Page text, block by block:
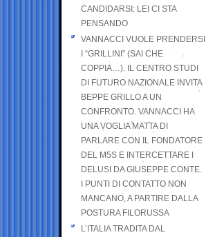
CANDIDARSI: LEI CI STA
PENSANDO
VANNACCI VUOLE PRENDERSI
I “GRILLINI” (SAI CHE
COPPIA…). IL CENTRO STUDI
DI FUTURO NAZIONALE INVITA
BEPPE GRILLO A UN
CONFRONTO. VANNACCI HA
UNA VOGLIA MATTA DI
PARLARE CON IL FONDATORE
DEL M5S E INTERCETTARE I
DELUSI DA GIUSEPPE CONTE.
I PUNTI DI CONTATTO NON
MANCANO, A PARTIRE DALLA
POSTURA FILORUSSA
L’ITALIA TRADITA DAL